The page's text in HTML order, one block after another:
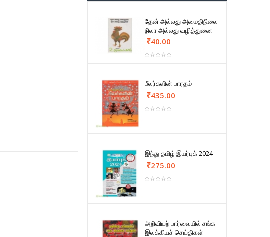
தேன் அல்லது அமைதிநிலை
நிலா அல்லது வழித்துனை
40.00
பீலர்களின் பாரதம்
435.00
இந்து தமிழ் இயர்புக் 2024
275.00
அறிவியற் பார்வையில் சங்க
இலக்கியச் செய்திகள்